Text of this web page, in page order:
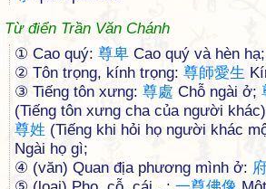
Từ điển Trần Văn Chánh
① Cao quý: 尊卑 Cao quý và hèn hạ;
② Tôn trọng, kính trọng: 尊師愛生
③ Tiếng tôn xưng: 尊處 Chỗ ngài ở;
(Tiếng tôn xưng cha của người
尊姓 (Tiếng khi hỏi họ người khác
Ngài họ gì;
④ (văn) Quan địa phương mình ở: